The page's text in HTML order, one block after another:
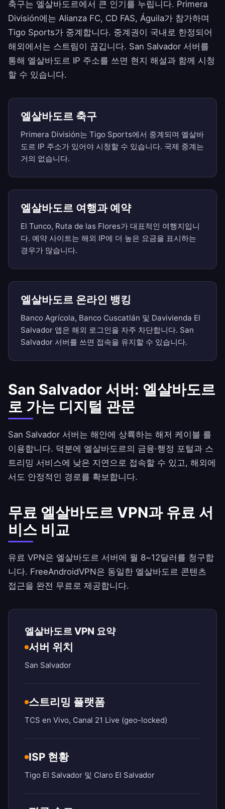
축구는 엘살바도르에서 큰 인기를 누립니다. Primera
División에는 Alianza FC, CD FAS, Águila가 참가하며
Tigo Sports가 중계합니다. 중계권이 국내로 한정되어
해외에서는 스트림이 끊깁니다. San Salvador 서버를
통해 엘살바도르 IP 주소를 쓰면 현지 해설과 함께 시청
할 수 있습니다.
엘살바도르 축구
Primera División는 Tigo Sports에서 중계되며 엘살바
도르 IP 주소가 있어야 시청할 수 있습니다. 국제 중계는
거의 없습니다.
엘살바도르 여행과 예약
El Tunco, Ruta de las Flores가 대표적인 여행지입니
다. 예약 사이트는 해외 IP에 더 높은 요금을 표시하는
경우가 많습니다.
엘살바도르 온라인 뱅킹
Banco Agrícola, Banco Cuscatlán 및 Davivienda El
Salvador 앱은 해외 로그인을 자주 차단합니다. San
Salvador 서버를 쓰면 접속을 유지할 수 있습니다.
San Salvador 서버: 엘살바도르
로 가는 디지털 관문
San Salvador 서버는 해안에 상륙하는 해저 케이블 를
이용합니다. 덕분에 엘살바도르의 금융·행정 포털과 스
트리밍 서비스에 낮은 지연으로 접속할 수 있고, 해외에
서도 안정적인 경로를 확보합니다.
무료 엘살바도르 VPN과 유료 서
비스 비교
유료 VPN은 엘살바도르 서버에 월 8~12달러를 청구합
니다. FreeAndroidVPN은 동일한 엘살바도르 콘텐츠
접근을 완전 무료로 제공합니다.
엘살바도르 VPN 요약
서버 위치
San Salvador
스트리밍 플랫폼
TCS en Vivo, Canal 21 Live (geo-locked)
ISP 현황
Tigo El Salvador 및 Claro El Salvador